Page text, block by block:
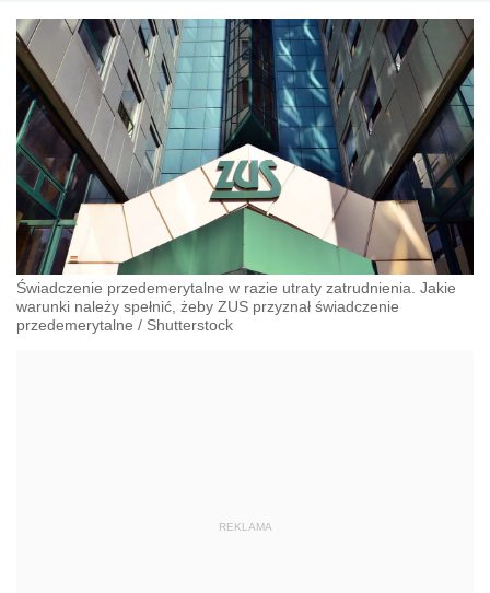
Świadczenie przedemerytalne w razie utraty zatrudnienia. Jakie
warunki należy spełnić, żeby ZUS przyznał świadczenie
przedemerytalne / Shutterstock